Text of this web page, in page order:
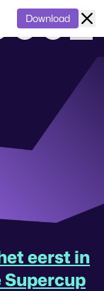
eerst in
Download